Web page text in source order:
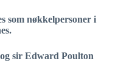
som nøkkelpersoner i
sir Edward Poulton